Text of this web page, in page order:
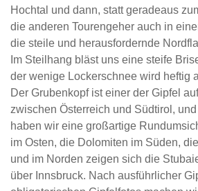
Hochtal und dann, statt geradeaus
die anderen Tourengeher auch in
die steile und herausfordernde
Im Steilhang bläst uns eine steife
der wenige Lockerschnee wird heftig
Der Grubenkopf ist einer der Gipfel
zwischen Österreich und Südtirol,
haben wir eine großartige
im Osten, die Dolomiten im Süden,
und im Norden zeigen sich die
über Innsbruck. Nach ausführlicher